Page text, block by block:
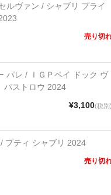
ルヴァン / シャブリ プライ
売り切
パレ / ＩＧＰペイ ドック ヴ
ストロウ 2024
¥3,100(税別)
プティ シャブリ 2024
売り切